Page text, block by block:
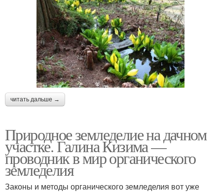
читать дальше →
Природное земледелие на дачном
участке. Галина Кизима —
проводник в мир органического
земледелия
Законы и методы органического земледелия вот уже